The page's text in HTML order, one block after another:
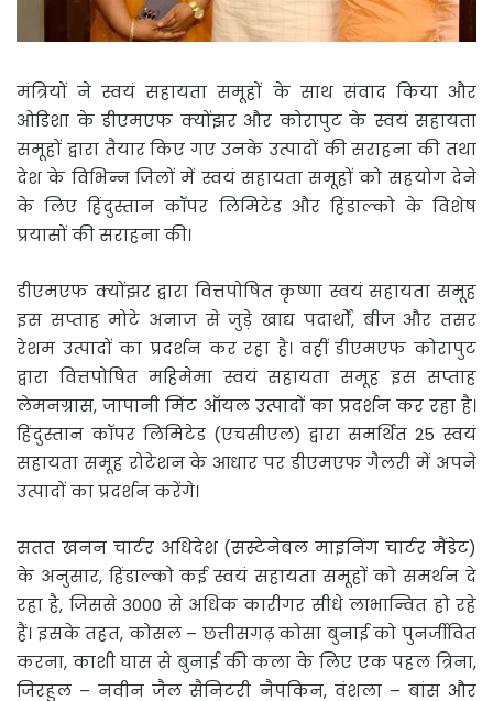
मंत्रियों ने स्वयं सहायता समूहों के साथ संवाद किया और
ओडिशा के डीएमएफ क्योंझर और कोरापुट के स्वयं सहायता
समूहों द्वारा तैयार किए गए उनके उत्पादों की सराहना की तथा
देश के विभिन्न जिलों में स्वयं सहायता समूहों को सहयोग देने
के लिए हिंदुस्तान कॉपर लिमिटेड और हिंडाल्को के विशेष
प्रयासों की सराहना की।
डीएमएफ क्योंझर द्वारा वित्तपोषित कृष्णा स्वयं सहायता समूह
इस सप्ताह मोटे अनाज से जुड़े खाद्य पदार्थों, बीज और तसर
रेशम उत्पादों का प्रदर्शन कर रहा है। वहीं डीएमएफ कोरापुट
द्वारा वित्तपोषित महिमेमा स्वयं सहायता समूह इस सप्ताह
लेमनग्रास, जापानी मिंट ऑयल उत्पादों का प्रदर्शन कर रहा है।
हिंदुस्तान कॉपर लिमिटेड (एचसीएल) द्वारा समर्थित 25 स्वयं
सहायता समूह रोटेशन के आधार पर डीएमएफ गैलरी में अपने
उत्पादों का प्रदर्शन करेंगे।
सतत खनन चार्टर अधिदेश (सस्टेनेबल माइनिंग चार्टर मैंडेट)
के अनुसार, हिंडाल्को कई स्वयं सहायता समूहों को समर्थन दे
रहा है, जिससे 3000 से अधिक कारीगर सीधे लाभान्वित हो रहे
हैं। इसके तहत, कोसल – छत्तीसगढ़ कोसा बुनाई को पुनर्जीवित
करना, काशी घास से बुनाई की कला के लिए एक पहल त्रिना,
जिरहुल – नवीन जैल सैनिटरी नैपकिन, वंशला – बांस और